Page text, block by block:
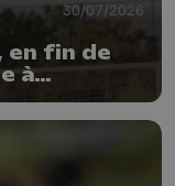
30/07/2026
en fin de
à